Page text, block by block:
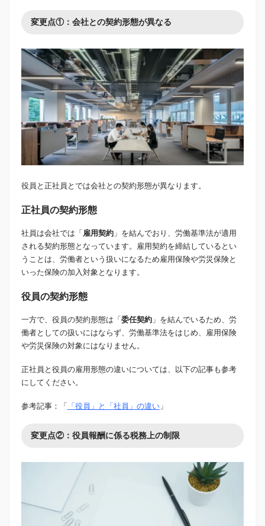
変更点①：会社との契約形態が異なる
役員と正社員とでは会社との契約形態が異なります。
正社員の契約形態
社員は会社では「 雇用契約 」を結んでおり、労働基準法が適用
される契約形態となっています。雇用契約を締結しているとい
うことは、労働者という扱いになるため雇用保険や労災保険と
いった保険の加入対象となります。
役員の契約形態
一方で、役員の契約形態は「 委任契約 」を結んでいるため、労
働者としての扱いにはならず、労働基準法をはじめ、雇用保険
や労災保険の対象にはなりません。
正社員と役員の雇用形態の違いについては、以下の記事も参考
にしてください。
参考記事：「 「役員」と「社員」の違い 」
変更点②：役員報酬に係る税務上の制限